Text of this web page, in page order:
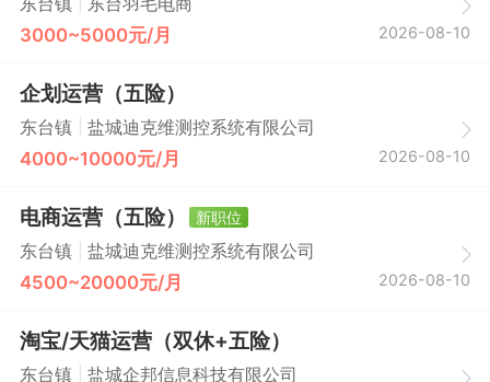
3000~5000元/月 2026-08-10
企划运营（五险）
东台镇 盐城迪克维测控系统有限公司
4000~10000元/月 2026-08-10
电商运营（五险）
新职位
东台镇
盐城迪克维测控系统有限公司
4500~20000元/月 2026-08-10
淘宝/天猫运营（双休+五险）
东台镇 盐城企邦信息科技有限公司